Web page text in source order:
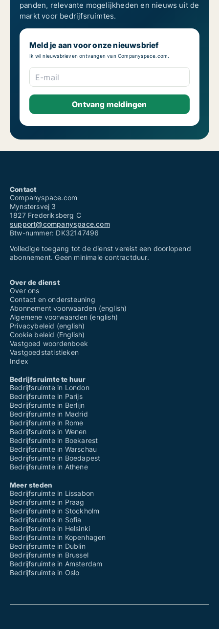
panden, relevante mogelijkheden en nieuws uit de
markt voor bedrijfsruimtes.
Meld je aan voor onze nieuwsbrief
Ik wil nieuwsbrieven ontvangen van Companyspace.com.
E-mail
Contact
Companyspace.com
Mynstersvej 3
1827 Frederiksberg C
support@companyspace.com
Btw-nummer: DK32147496
Volledige toegang tot de dienst vereist een doorlopend
abonnement. Geen minimale contractduur.
Over de dienst
Over ons
Contact en ondersteuning
Abonnement voorwaarden (english)
Algemene voorwaarden (english)
Privacybeleid (english)
Cookie beleid (English)
Vastgoed woordenboek
Vastgoedstatistieken
Index
Bedrijfsruimte te huur
Bedrijfsruimte in London
Bedrijfsruimte in Parijs
Bedrijfsruimte in Berlijn
Bedrijfsruimte in Madrid
Bedrijfsruimte in Rome
Bedrijfsruimte in Wenen
Bedrijfsruimte in Boekarest
Bedrijfsruimte in Warschau
Bedrijfsruimte in Boedapest
Bedrijfsruimte in Athene
Meer steden
Bedrijfsruimte in Lissabon
Bedrijfsruimte in Praag
Bedrijfsruimte in Stockholm
Bedrijfsruimte in Sofia
Bedrijfsruimte in Helsinki
Bedrijfsruimte in Kopenhagen
Bedrijfsruimte in Dublin
Bedrijfsruimte in Brussel
Bedrijfsruimte in Amsterdam
Bedrijfsruimte in Oslo